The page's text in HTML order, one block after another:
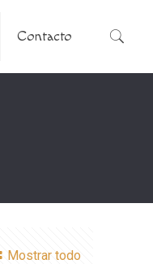
Contacto
Mostrar todo